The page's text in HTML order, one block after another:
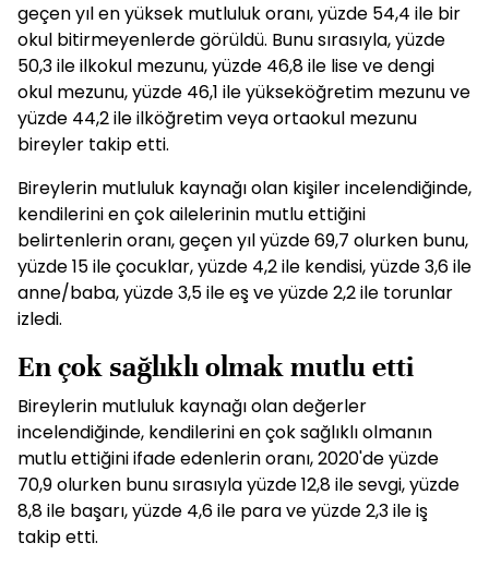
geçen yıl en yüksek mutluluk oranı, yüzde 54,4 ile bir
okul bitirmeyenlerde görüldü. Bunu sırasıyla, yüzde
50,3 ile ilkokul mezunu, yüzde 46,8 ile lise ve dengi
okul mezunu, yüzde 46,1 ile yükseköğretim mezunu ve
yüzde 44,2 ile ilköğretim veya ortaokul mezunu
bireyler takip etti.
Bireylerin mutluluk kaynağı olan kişiler incelendiğinde,
kendilerini en çok ailelerinin mutlu ettiğini
belirtenlerin oranı, geçen yıl yüzde 69,7 olurken bunu,
yüzde 15 ile çocuklar, yüzde 4,2 ile kendisi, yüzde 3,6 ile
anne/baba, yüzde 3,5 ile eş ve yüzde 2,2 ile torunlar
izledi.
En çok sağlıklı olmak mutlu etti
Bireylerin mutluluk kaynağı olan değerler
incelendiğinde, kendilerini en çok sağlıklı olmanın
mutlu ettiğini ifade edenlerin oranı, 2020'de yüzde
70,9 olurken bunu sırasıyla yüzde 12,8 ile sevgi, yüzde
8,8 ile başarı, yüzde 4,6 ile para ve yüzde 2,3 ile iş
takip etti.